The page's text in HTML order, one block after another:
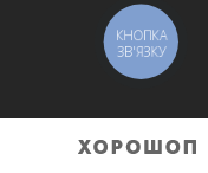
КНОПКА
ЗВ'ЯЗКУ